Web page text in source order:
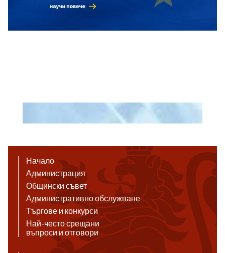
Начало
Администрация
Общински съвет
Административно обслужване
Търгове и конкурси
Най-често срещани
въпроси и отговори